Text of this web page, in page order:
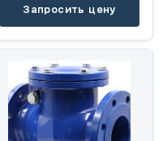
Запросить цену